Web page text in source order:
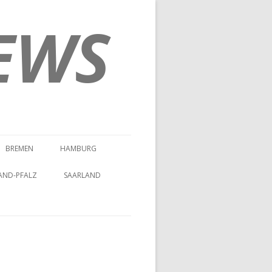
BREMEN HAMBURG
PFALZ SAARLAND